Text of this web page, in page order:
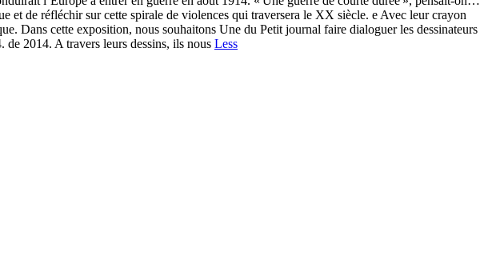
et de réfléchir sur cette spirale de violences qui traversera le XX siècle. e Avec leur crayon
Dans cette exposition, nous souhaitons Une du Petit journal faire dialoguer les dessinateurs
2014. A travers leurs dessins, ils nous Less